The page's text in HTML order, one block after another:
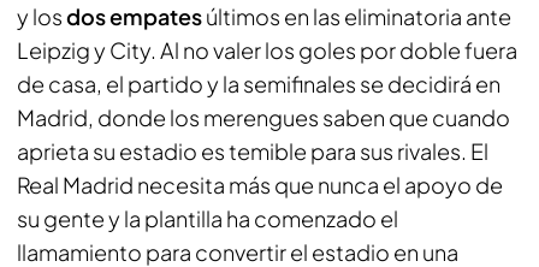
y losdos empatesúltimos en las eliminatoria ante
Leipzig y City. Al no valer los goles por doble fuera
de casa, el partido y la semifinales se decidirá en
Madrid, donde los merengues saben que cuando
aprieta su estadio es temible para sus rivales. El
Real Madrid necesita más que nunca el apoyo de
su gente y la plantilla ha comenzado el
llamamiento para convertir el estadio en una